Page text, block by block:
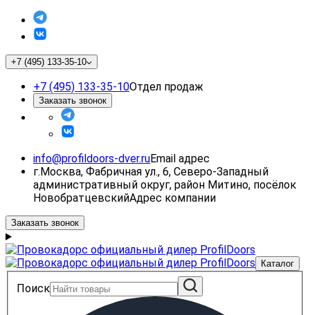
+7 (495) 133-35-10
+7 (495) 133-35-10Отдел продаж
Заказать звонок
info@profildoors-dver.ruEmail адрес
г.Москва, Фабричная ул., 6, Северо-Западный
административный округ, район Митино, посёлок
НовобратцевскийАдрес компании
Заказать звонок
Каталог
Поиск